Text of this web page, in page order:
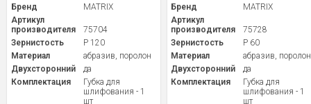
Бренд
MATRIX
Артикул
производителя
75704
Зернистость
P 120
Материал
абразив, поролон
Двухсторонний
да
Комплектация
Губка для
шлифования - 1
шт
Бренд
MATRIX
Артикул
производителя
75728
Зернистость
P 60
Материал
абразив, поролон
Двухсторонний
да
Комплектация
Губка для
шлифования - 1
шт